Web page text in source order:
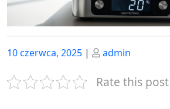
Posted
10 czerwca, 2025 | Posted
admin
Rate this post